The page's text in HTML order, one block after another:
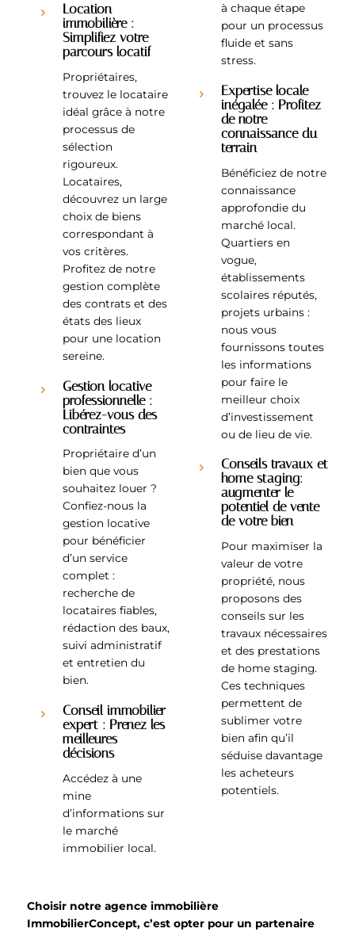
Location
immobilière :
Simplifiez votre
parcours locatif
Propriétaires,
trouvez le locataire
idéal grâce à notre
processus de
sélection
rigoureux.
Locataires,
découvrez un large
choix de biens
correspondant à
vos critères.
Profitez de notre
gestion complète
des contrats et des
états des lieux
pour une location
sereine.
Gestion locative
professionnelle :
Libérez-vous des
contraintes
Propriétaire d’un
bien que vous
souhaitez louer ?
Confiez-nous la
gestion locative
pour bénéficier
d’un service
complet :
recherche de
locataires fiables,
rédaction des baux,
suivi administratif
et entretien du
bien.
Conseil immobilier
expert : Prenez les
meilleures
décisions
Accédez à une
mine
d’informations sur
le marché
immobilier local.
à chaque étape
pour un processus
fluide et sans
stress.
Expertise locale
inégalée : Profitez
de notre
connaissance du
terrain
Bénéficiez de notre
connaissance
approfondie du
marché local.
Quartiers en
vogue,
établissements
scolaires réputés,
projets urbains :
nous vous
fournissons toutes
les informations
pour faire le
meilleur choix
d’investissement
ou de lieu de vie.
Conseils travaux et
home staging:
augmenter le
potentiel de vente
de votre bien
Pour maximiser la
valeur de votre
propriété, nous
proposons des
conseils sur les
travaux nécessaires
et des prestations
de home staging.
Ces techniques
permettent de
sublimer votre
bien afin qu’il
séduise davantage
les acheteurs
potentiels.
Choisir notre agence immobilière
ImmobilierConcept, c’est opter pour un partenaire